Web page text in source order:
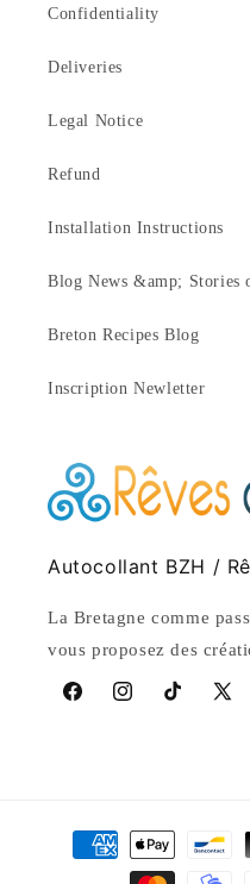
Confidentiality
Deliveries
Legal Notice
Refund
Installation Instructions
Blog News &amp; Stories
Breton Recipes Blog
Inscription Newletter
Autocollant BZH /
La Bretagne comme
vous proposez des
FacebookInstagramTikTokX
Payment
methods